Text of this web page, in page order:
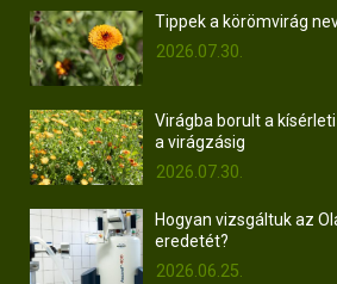
Tippek a körömvirág
2026.07.30.
Virágba borult a
a virágzásig
2026.07.30.
Hogyan vizsgáltuk az
eredetét?
2026.06.25.